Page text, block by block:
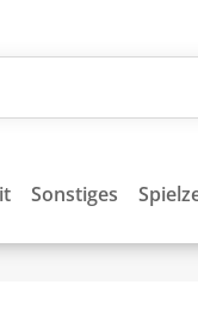
Sonstiges